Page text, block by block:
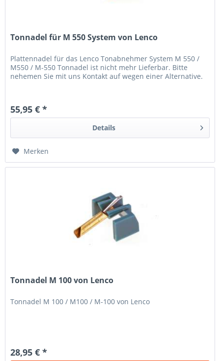
Tonnadel für M 550 System von Lenco
Plattennadel für das Lenco Tonabnehmer System M 550 /
M550 / M-550 Tonnadel ist nicht mehr Lieferbar. Bitte
nehemen Sie mit uns Kontakt auf wegen einer Alternative.
55,95 € *
Details
Merken
Tonnadel M 100 von Lenco
Tonnadel M 100 / M100 / M-100 von Lenco
28,95 € *